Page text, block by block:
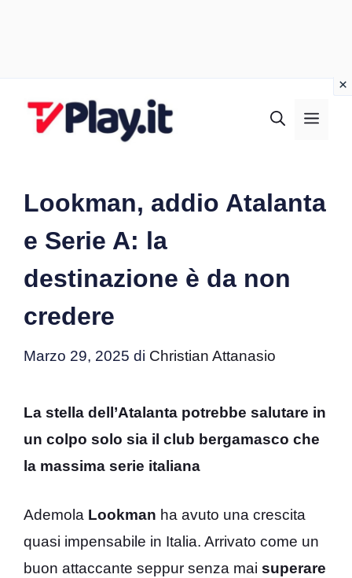
Lookman, addio Atalanta
e Serie A: la
destinazione è da non
credere
Marzo 29, 2025 di Christian Attanasio
La stella dell’Atalanta potrebbe salutare in
un colpo solo sia il club bergamasco che
la massima serie italiana
Ademola Lookman ha avuto una crescita
quasi impensabile in Italia. Arrivato come un
buon attaccante seppur senza mai superare